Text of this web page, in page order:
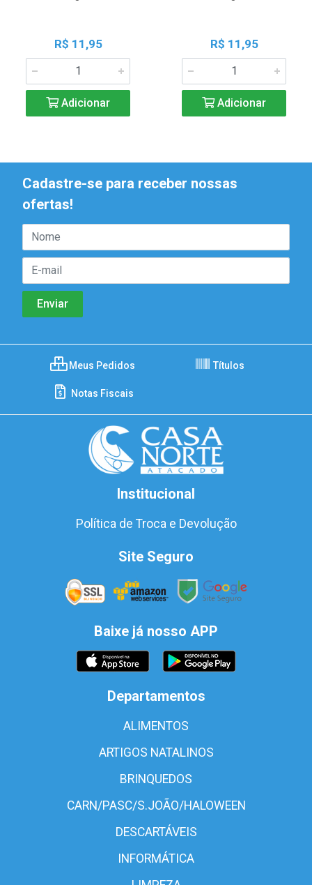
R$ 11,95
Adicionar
R$ 11,95
Adicionar
Cadastre-se para receber nossas
ofertas!
Meus Pedidos Títulos
Notas Fiscais
Institucional
Política de Troca e Devolução
Site Seguro
Baixe já nosso APP
Departamentos
ALIMENTOS
ARTIGOS NATALINOS
BRINQUEDOS
CARN/PASC/S.JOÃO/HALOWEEN
DESCARTÁVEIS
INFORMÁTICA